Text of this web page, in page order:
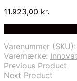
11.923,00 kr.
Varenummer (SKU):
Varemærke:
Previous Product
Next Product